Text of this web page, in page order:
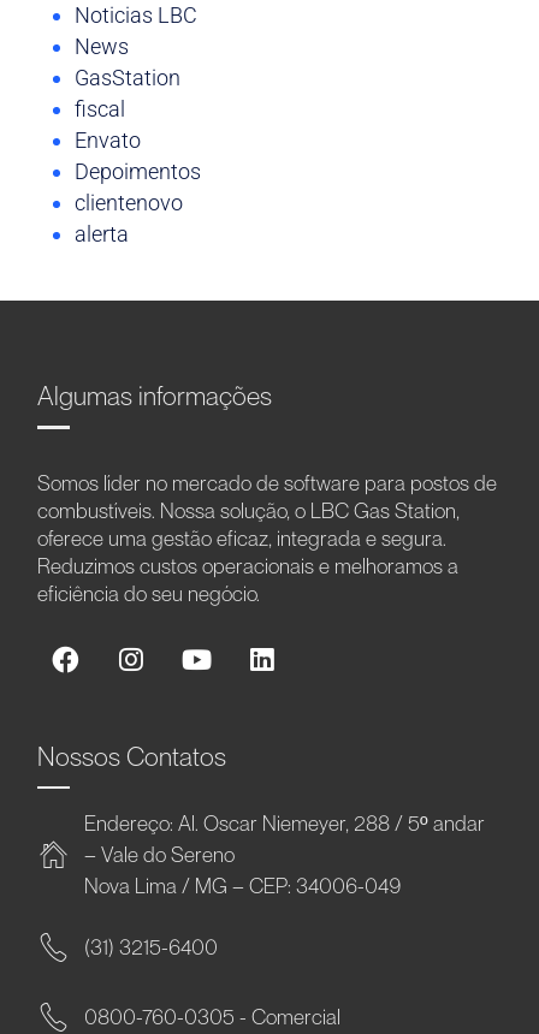
Noticias LBC
News
GasStation
fiscal
Envato
Depoimentos
clientenovo
alerta
Algumas informações
Somos líder no mercado de software para postos de
combustíveis. Nossa solução, o LBC Gas Station,
oferece uma gestão eficaz, integrada e segura.
Reduzimos custos operacionais e melhoramos a
eficiência do seu negócio.
Nossos Contatos
Endereço: Al. Oscar Niemeyer, 288 / 5º andar
– Vale do Sereno
Nova Lima / MG – CEP: 34006-049
(31) 3215-6400
0800-760-0305 - Comercial